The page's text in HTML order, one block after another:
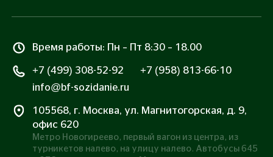
Все транзакции защищены сертификатом SSL
Время работы: Пн – Пт 8:30 – 18.00
+7 (499) 308-52-92
+7 (958) 813-66-10
info@bf-sozidanie.ru
105568, г. Москва, ул. Магнитогорская, д. 9,
офис 620
Метро Новогиреево, первый вагон из центра, из
турникетов налево, на улицу налево. Автобусы 645